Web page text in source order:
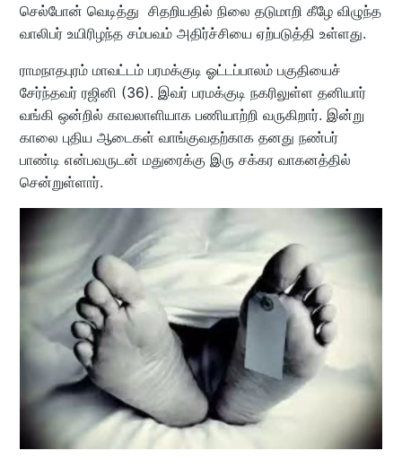
செல்போன் வெடித்து சிதறியதில் நிலை தடுமாறி கீழே விழுந்த
வாலிபர் உயிரிழந்த சம்பவம் அதிர்ச்சியை ஏற்படுத்தி உள்ளது.
ராமநாதபுரம் மாவட்டம் பரமக்குடி ஓட்டப்பாலம் பகுதியைச்
சேர்ந்தவர் ரஜினி (36). இவர் பரமக்குடி நகரிலுள்ள தனியார்
வங்கி ஒன்றில் காவலாளியாக பணியாற்றி வருகிறார். இன்று
காலை புதிய ஆடைகள் வாங்குவதற்காக தனது நண்பர்
பாண்டி என்பவருடன் மதுரைக்கு இரு சக்கர வாகனத்தில்
சென்றுள்ளார்.